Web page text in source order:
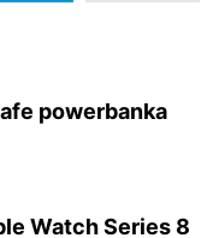
powerbanka
Watch Series 8